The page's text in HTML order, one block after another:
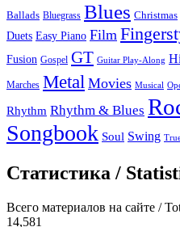
Ballads Bluegrass Blues Christmas
Duets Easy Piano Film
Fusion Gospel GT Guitar Play-Along
Marches Metal Movies Musical
Rhythm Rhythm & Blues
Songbook Soul Swing
Статистика /
Всего материалов на сайте /
14,581